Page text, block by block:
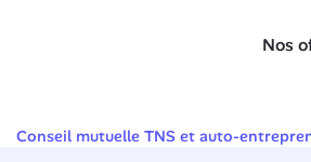
Nos
Conseil mutuelle TNS et auto-